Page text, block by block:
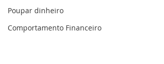
Poupar dinheiro
Comportamento Financeiro